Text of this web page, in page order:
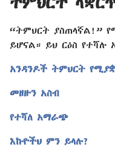
“ትምህርት ያስጠላኛል!”
ይሆናል። ይህ ርዕስ
አንዳንዶች ትምህርት
መዘዙን አስብ
የተሻለ አማራጭ
እኩዮችህ ምን ይላሉ?